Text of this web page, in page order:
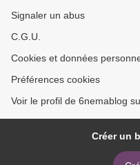
Signaler un abus
C.G.U.
Cookies et données
Préférences cookies
Voir le profil de 6nemablog
Créer un